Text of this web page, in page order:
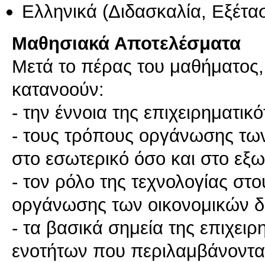
Ελληνικά (Διδασκαλία,
Μαθησιακά Αποτελέσματα
Μετά το πέρας του μαθήματος,
κατανοούν:
- την έννοια της
- τους τρόπους οργάνωσης
στο εσωτερικό όσο και στο
- τον ρόλο της τεχνολογίας
οργάνωσης των οικονομικών
- τα βασικά σημεία της
ενοτήτων που